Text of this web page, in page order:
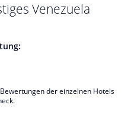
Venezuela
der einzelnen Hotels